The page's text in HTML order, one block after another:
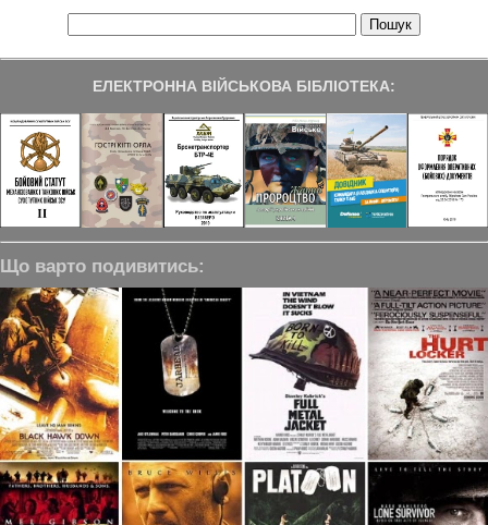
ЕЛЕКТРОННА ВІЙСЬКОВА БІБЛІОТЕКА:
Що варто подивитись: